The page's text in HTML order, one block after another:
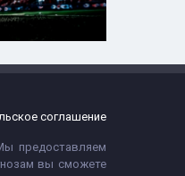
соглашение
предоставляем
вы сможете